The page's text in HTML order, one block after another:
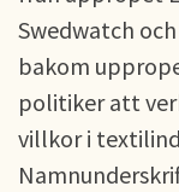
Swedwatch
bakom
politiker att
villkor i